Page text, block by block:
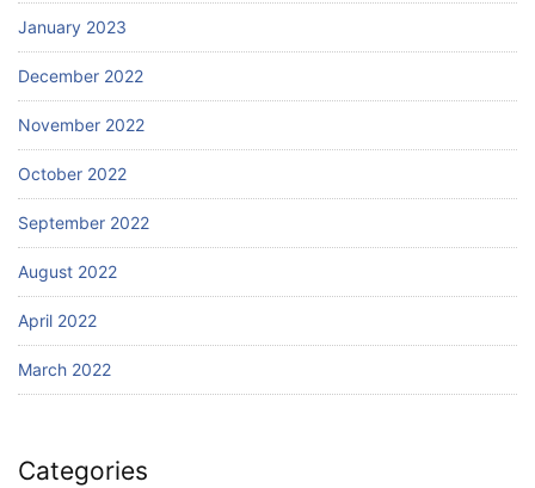
January 2023
December 2022
November 2022
October 2022
September 2022
August 2022
April 2022
March 2022
Categories